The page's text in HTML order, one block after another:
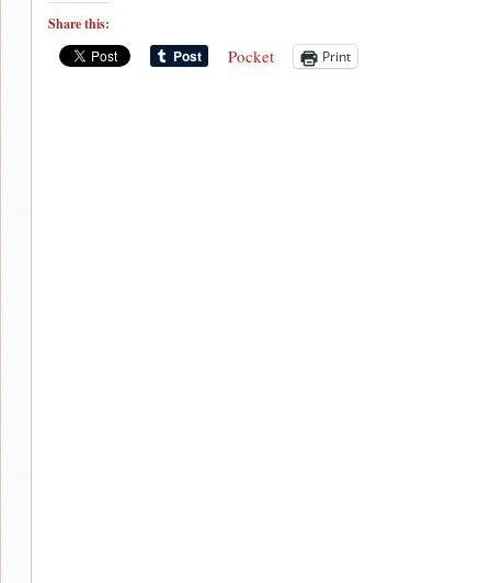
Share this:
Pocket Print